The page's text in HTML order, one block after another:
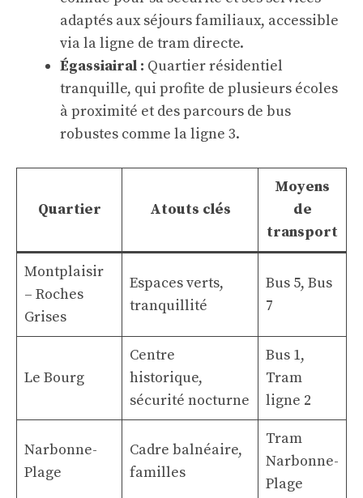
adaptés aux séjours familiaux, accessible
via la ligne de tram directe.
Égassiairal : Quartier résidentiel
tranquille, qui profite de plusieurs écoles
à proximité et des parcours de bus
robustes comme la ligne 3.
Quartier Atouts clés
Moyens
de
transport
Montplaisir
– Roches
Grises
Espaces verts,
tranquillité
Bus 5, Bus
7
Le Bourg
Centre
historique,
sécurité nocturne
Bus 1,
Tram
ligne 2
Narbonne-
Plage
Cadre balnéaire,
familles
Tram
Narbonne-
Plage